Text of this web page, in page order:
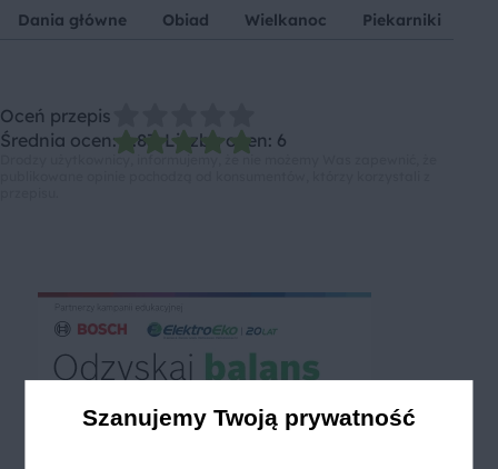
Dania główne Obiad Wielkanoc Piekarniki
Oceń przepis
Średnia ocen: 4.83, Liczba ocen: 6
Szanujemy Twoją prywatność